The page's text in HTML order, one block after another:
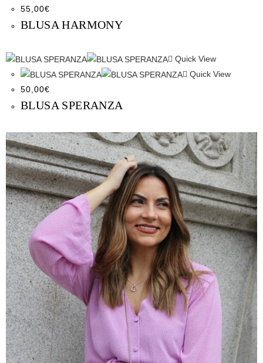
55,00€
BLUSA HARMONY
Quick View
Quick View
50,00€
BLUSA SPERANZA